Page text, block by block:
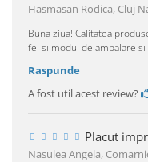
Hasmasan Rodica, Cluj
Buna ziua! Calitatea
fel si modul de ambalare
Raspunde
A fost util acest review?
Placut
Nasulea Angela,